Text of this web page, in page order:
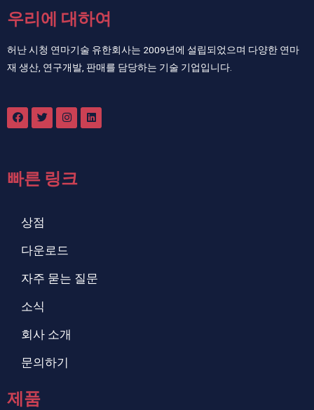
우리에 대하여
허난 시청 연마기술 유한회사는 2009년에 설립되었으며 다양한 연마
재 생산, 연구개발, 판매를 담당하는 기술 기업입니다.
빠른 링크
상점
다운로드
자주 묻는 질문
소식
회사 소개
문의하기
제품